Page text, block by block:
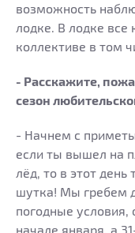
возможность
лодке. В лодке все
коллективе в том
- Расскажите,
сезон
- Начнем с
если ты вышел на
лёд, то в этот день
шутка! Мы гребем
погодные условия,
начале января, а